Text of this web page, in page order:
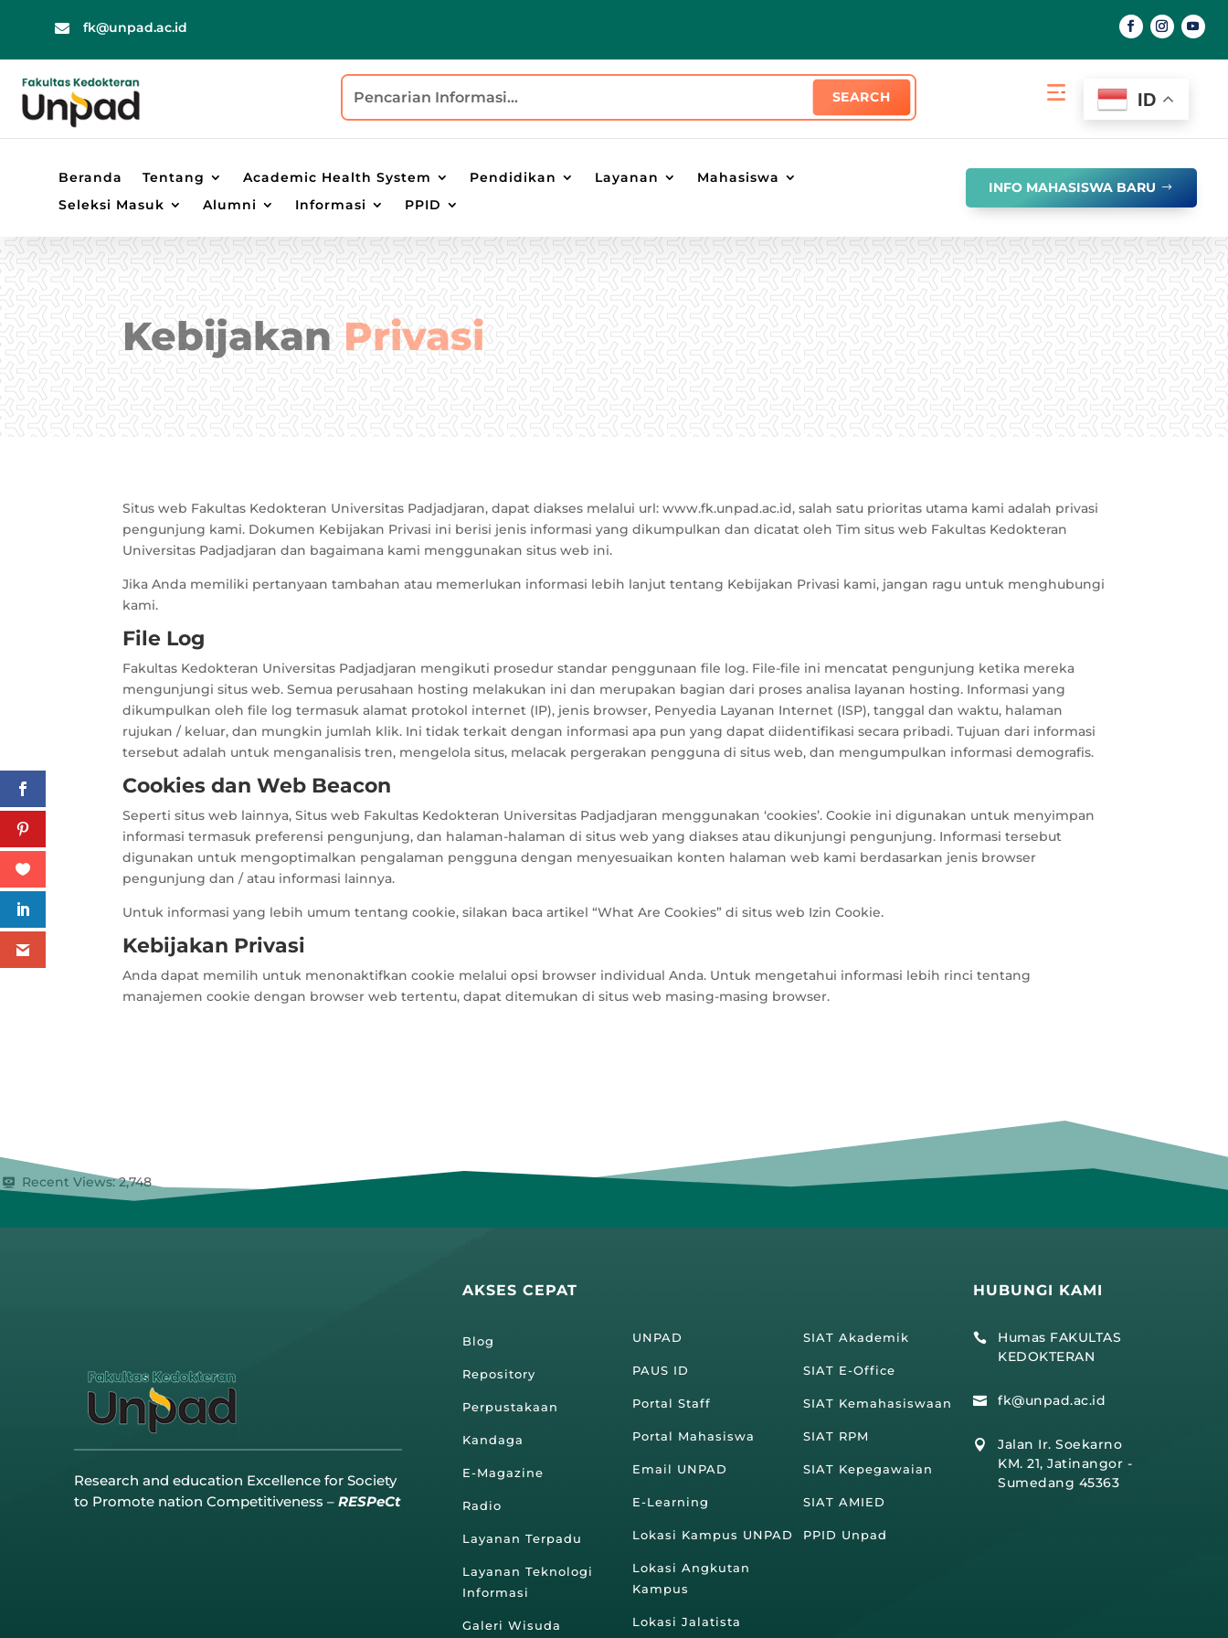
 fk@unpad.ac.id
ID
Beranda Tentang Academic Health System Pendidikan Layanan
Mahasiswa
Seleksi Masuk
Alumni Informasi PPID
INFO MAHASISWA BARU
KebijakanPrivasi
Situs web Fakultas Kedokteran Universitas Padjadjaran, dapat diakses melalui url: www.fk.unpad.ac.id, salah satu prioritas utama kami adalah privasi
pengunjung kami. Dokumen Kebijakan Privasi ini berisi jenis informasi yang dikumpulkan dan dicatat oleh Tim situs web Fakultas Kedokteran
Universitas Padjadjaran dan bagaimana kami menggunakan situs web ini.
Jika Anda memiliki pertanyaan tambahan atau memerlukan informasi lebih lanjut tentang Kebijakan Privasi kami, jangan ragu untuk menghubungi
kami.
File Log
Fakultas Kedokteran Universitas Padjadjaran mengikuti prosedur standar penggunaan file log. File-file ini mencatat pengunjung ketika mereka
mengunjungi situs web. Semua perusahaan hosting melakukan ini dan merupakan bagian dari proses analisa layanan hosting. Informasi yang
dikumpulkan oleh file log termasuk alamat protokol internet (IP), jenis browser, Penyedia Layanan Internet (ISP), tanggal dan waktu, halaman
rujukan / keluar, dan mungkin jumlah klik. Ini tidak terkait dengan informasi apa pun yang dapat diidentifikasi secara pribadi. Tujuan dari informasi
tersebut adalah untuk menganalisis tren, mengelola situs, melacak pergerakan pengguna di situs web, dan mengumpulkan informasi demografis.
Cookies dan Web Beacon
Seperti situs web lainnya, Situs web Fakultas Kedokteran Universitas Padjadjaran menggunakan ‘cookies’. Cookie ini digunakan untuk menyimpan
informasi termasuk preferensi pengunjung, dan halaman-halaman di situs web yang diakses atau dikunjungi pengunjung. Informasi tersebut
digunakan untuk mengoptimalkan pengalaman pengguna dengan menyesuaikan konten halaman web kami berdasarkan jenis browser
pengunjung dan / atau informasi lainnya.
Untuk informasi yang lebih umum tentang cookie, silakan baca artikel “What Are Cookies” di situs web Izin Cookie.
Kebijakan Privasi
Anda dapat memilih untuk menonaktifkan cookie melalui opsi browser individual Anda. Untuk mengetahui informasi lebih rinci tentang
manajemen cookie dengan browser web tertentu, dapat ditemukan di situs web masing-masing browser.
Recent Views: 2,748
Research and education Excellence for Society
to Promote nation Competitiveness –RESPeCt
AKSES CEPAT
Blog
Repository
Perpustakaan
Kandaga
E-Magazine
Radio
Layanan Terpadu
Layanan Teknologi
Informasi
Galeri Wisuda
UNPAD
PAUS ID
Portal Staff
Portal Mahasiswa
Email UNPAD
E-Learning
Lokasi Kampus UNPAD
Lokasi Angkutan
Kampus
Lokasi Jalatista
SIAT Akademik
SIAT E-Office
SIAT Kemahasiswaan
SIAT RPM
SIAT Kepegawaian
SIAT AMIED
PPID Unpad
HUBUNGI KAMI

Humas FAKULTAS
KEDOKTERAN
 fk@unpad.ac.id

Jalan Ir. Soekarno
KM. 21, Jatinangor -
Sumedang 45363